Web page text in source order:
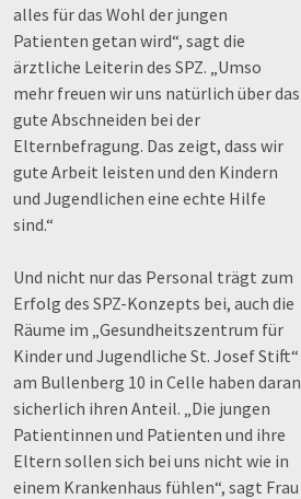
alles für das Wohl der jungen
Patienten getan wird“, sagt die
ärztliche Leiterin des SPZ. „Umso
mehr freuen wir uns natürlich über das
gute Abschneiden bei der
Elternbefragung. Das zeigt, dass wir
gute Arbeit leisten und den Kindern
und Jugendlichen eine echte Hilfe
sind.“
Und nicht nur das Personal trägt zum
Erfolg des SPZ-Konzepts bei, auch die
Räume im „Gesundheitszentrum für
Kinder und Jugendliche St. Josef Stift“
am Bullenberg 10 in Celle haben daran
sicherlich ihren Anteil. „Die jungen
Patientinnen und Patienten und ihre
Eltern sollen sich bei uns nicht wie in
einem Krankenhaus fühlen“, sagt Frau